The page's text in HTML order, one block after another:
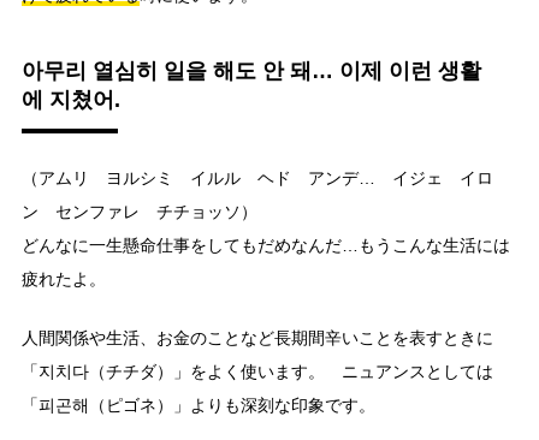
아무리 열심히 일을 해도 안 돼… 이제 이런 생활
에 지쳤어.
（アムリ ヨルシミ イルル ヘド アンデ… イジェ イロ
ン センファレ チチョッソ）
どんなに一生懸命仕事をしてもだめなんだ…もうこんな生活には
疲れたよ。
人間関係や生活、お金のことなど長期間辛いことを表すときに
「지치다（チチダ）」をよく使います。 ニュアンスとしては
「피곤해（ピゴネ）」よりも深刻な印象です。